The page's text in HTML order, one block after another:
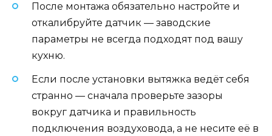
После монтажа обязательно настройте и
откалибруйте датчик — заводские
параметры не всегда подходят под вашу
кухню.
Если после установки вытяжка ведёт себя
странно — сначала проверьте зазоры
вокруг датчика и правильность
подключения воздуховода, а не несите её в